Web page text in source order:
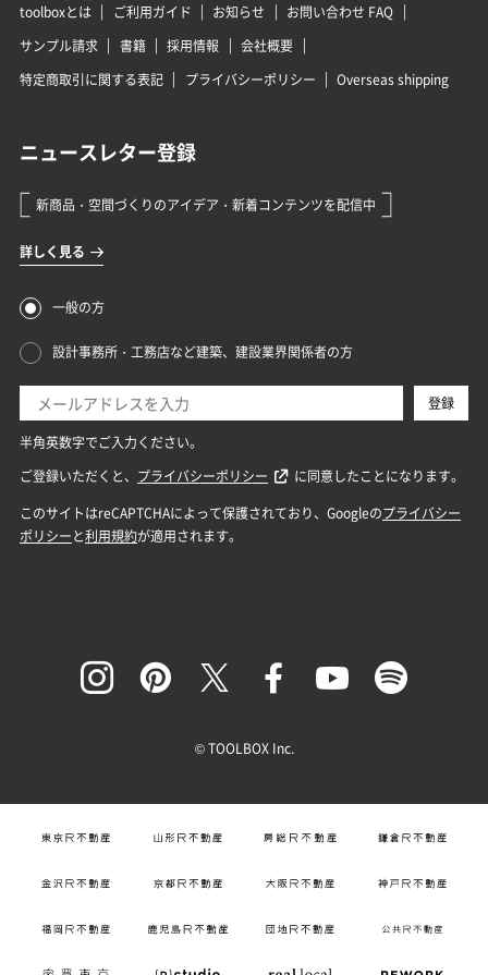
toolboxとは ご利用ガイド お知らせ
お問い合わせ FAQ
サンプル請求
書籍 採用情報
会社概要
特定商取引に関する表記
プライバシーポリシー Overseas shipping
© TOOLBOX Inc.